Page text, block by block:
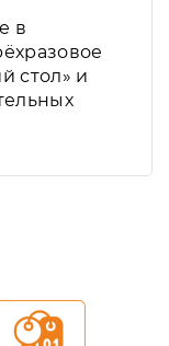
в
стол» и